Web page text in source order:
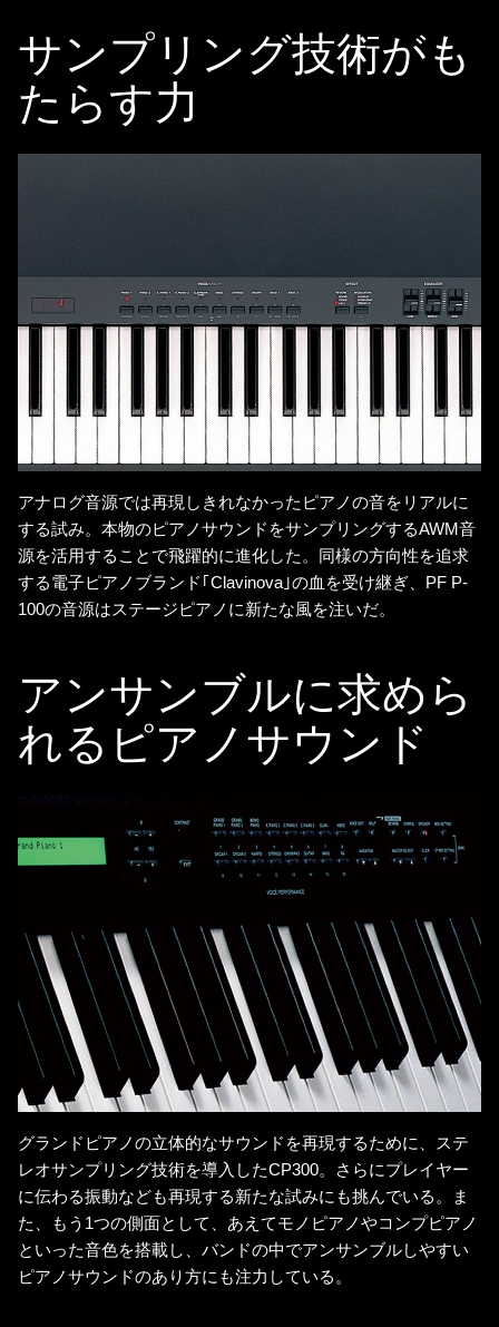
サンプリング技術がも
たらす力
アナログ音源では再現しきれなかったピアノの音をリアルに
する試み。本物のピアノサウンドをサンプリングするAWM音
源を活用することで飛躍的に進化した。同様の方向性を追求
する電子ピアノブランド｢Clavinova｣の血を受け継ぎ、PF P-
100の音源はステージピアノに新たな風を注いだ。
アンサンブルに求めら
れるピアノサウンド
グランドピアノの立体的なサウンドを再現するために、ステ
レオサンプリング技術を導入したCP300。さらにプレイヤー
に伝わる振動なども再現する新たな試みにも挑んでいる。ま
た、もう1つの側面として、あえてモノピアノやコンプピアノ
といった音色を搭載し、バンドの中でアンサンブルしやすい
ピアノサウンドのあり方にも注力している。